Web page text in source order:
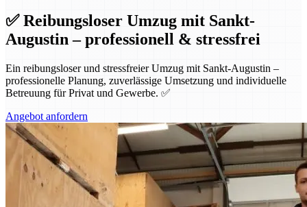
✅ Reibungsloser Umzug mit Sankt-
Augustin – professionell & stressfrei
Ein reibungsloser und stressfreier Umzug mit Sankt-Augustin –
professionelle Planung, zuverlässige Umsetzung und individuelle
Betreuung für Privat und Gewerbe. ✅
Angebot anfordern